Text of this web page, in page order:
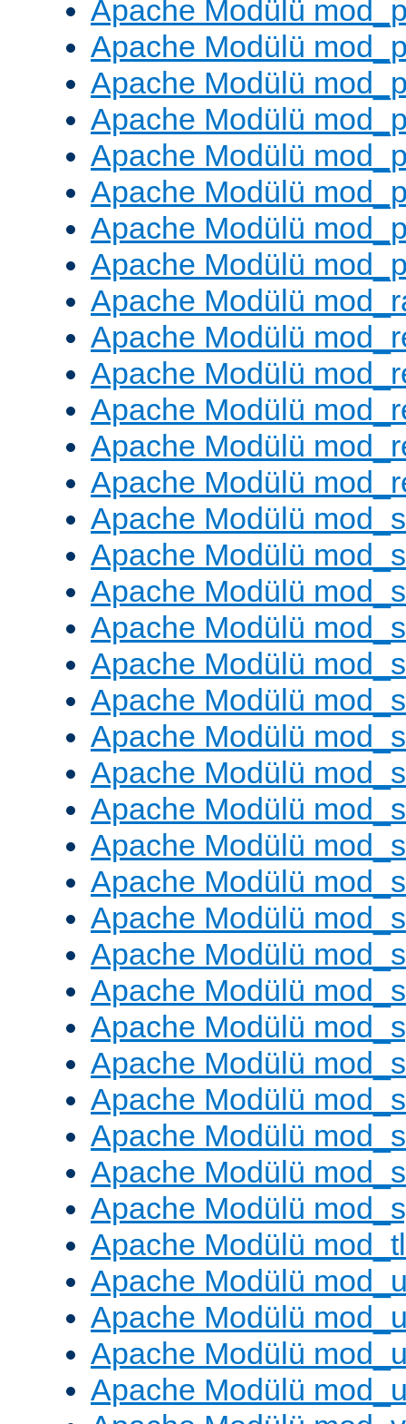
Apache Modülü
Apache Modülü
Apache Modülü
Apache Modülü
Apache Modülü
Apache Modülü
Apache Modülü
Apache Modülü
Apache Modülü
Apache Modülü
Apache Modülü
Apache Modülü
Apache Modülü
Apache Modülü
Apache Modülü
Apache Modülü
Apache Modülü
Apache Modülü
Apache Modülü
Apache Modülü
Apache Modülü
Apache Modülü
Apache Modülü
Apache Modülü
Apache Modülü
Apache Modülü
Apache Modülü
Apache Modülü
Apache Modülü
Apache Modülü
Apache Modülü
Apache Modülü
Apache Modülü
Apache Modülü
Apache Modülü
Apache Modülü
Apache Modülü
Apache Modülü
Apache Modülü